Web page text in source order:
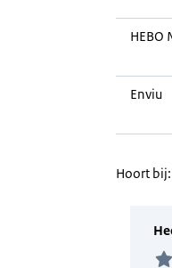
HEBO
Enviu
Hoort bij: